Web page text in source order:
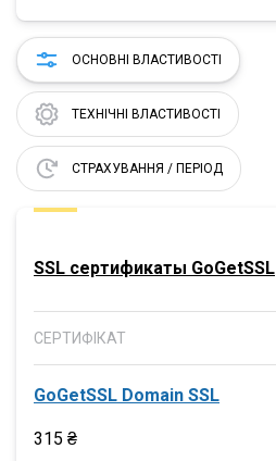
ОСНОВНІ ВЛАСТИВОСТІ
ТЕХНІЧНІ ВЛАСТИВОСТІ
СТРАХУВАННЯ / ПЕРІОД
SSL сертификаты GoGetSSL
СЕРТИФІКАТ
GoGetSSL Domain SSL
315 ₴